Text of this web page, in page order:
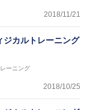
2018/11/21
ジカルトレーニング
ーニング
2018/10/25